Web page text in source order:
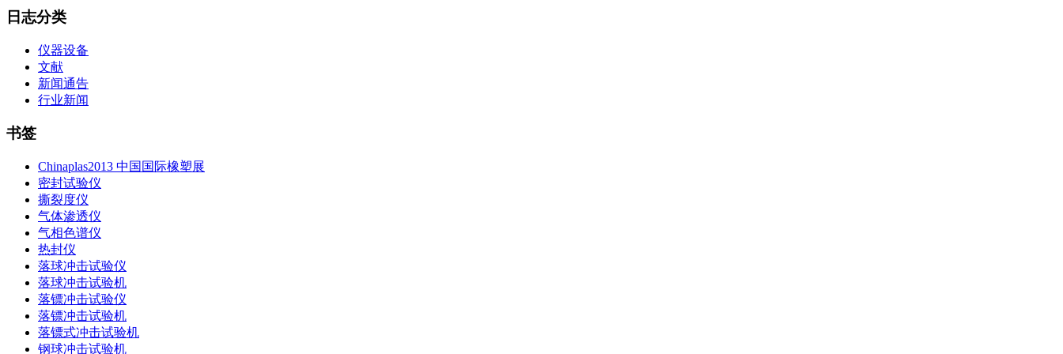
日志分类
仪器设备
文献
新闻通告
行业新闻
书签
Chinaplas2013 中国国际橡塑展
密封试验仪
撕裂度仪
气体渗透仪
气相色谱仪
热封仪
落球冲击试验仪
落球冲击试验机
落镖冲击试验仪
落镖冲击试验机
落镖式冲击试验机
钢球冲击试验机